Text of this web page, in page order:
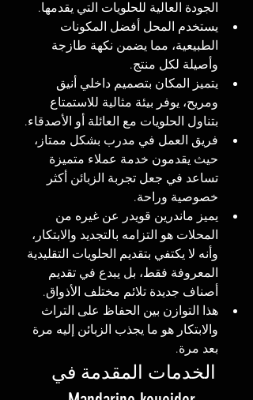
الجودة العالية للحلويات التي يقدمها.
يستخدم المحل أفضل المكونات
الطبيعية، مما يضمن نكهة طازجة
وأصيلة لكل منتج.
يتميز المكان بتصميم داخلي أنيق
ومريح، يوفر بيئة مثالية للاستمتاع
بتناول الحلويات مع العائلة أو الأصدقاء.
فريق العمل في مدرب بشكل ممتاز،
حيث يقدمون خدمة عملاء متميزة
تساعد في جعل تجربة الزبائن أكثر
خصوصية وراحة.
يميز ماندرين قويدر عن غيره من
المحلات هو التزامه بالتجديد والابتكار،
وأنه لا يكتفي بتقديم الحلويات التقليدية
المعروفة فقط، بل يبدع في تقديم
أصناف جديدة تلائم مختلف الأذواق.
هذا التوازن بين الحفاظ على التراث
والابتكار هو ما يجذب الزبائن إليه مرة
بعد مرة.
الخدمات المقدمة في